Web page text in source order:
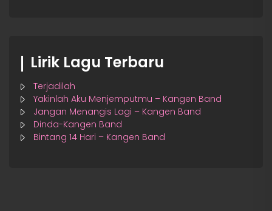
Lirik Lagu Terbaru
Terjadilah
Yakinlah Aku Menjemputmu – Kangen Band
Jangan Menangis Lagi – Kangen Band
Dinda-Kangen Band
Bintang 14 Hari – Kangen Band